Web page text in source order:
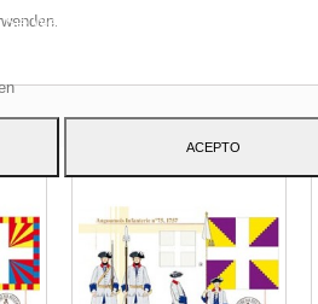
Werbung in Bezug auf Ihre Vorlieben,
ACEPTO